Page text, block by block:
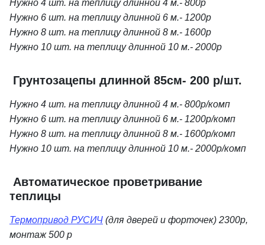
Нужно 4 шт. на теплицу длинной 4 м.- 800р
Нужно 6 шт. на теплицу длинной 6 м.- 1200р
Нужно 8 шт. на теплицу длинной 8 м.- 1600р
Нужно 10 шт. на теплицу длинной 10 м.- 2000р
Грунтозацепы длинной 85см- 200 р/шт.
Нужно 4 шт. на теплицу длинной 4 м.- 800р/комп
Нужно 6 шт. на теплицу длинной 6 м.- 1200р/комп
Нужно 8 шт. на теплицу длинной 8 м.- 1600р/комп
Нужно 10 шт. на теплицу длинной 10 м.- 2000р/комп
Автоматическое проветривание
теплицы
Термопривод РУСИЧ (для дверей и форточек) 2300р,
монтаж 500 р